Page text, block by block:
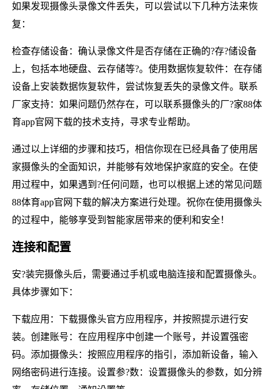
如果发现摄像头录像文件丢失，可以尝试以下几种方法来恢
复：
检查存储设备：确认录像文件是否存储在正确的?存?储设备
上，包括本地硬盘、云存储等?。使用数据恢复软件：在存储
设备上安装数据恢复软件，尝试恢复丢失的录像文件。联系
厂家支持：如果问题仍然存在，可以联系摄像头的厂?家88体
育app官网下载的技术支持，寻求专业帮助。
通过以上详细的步骤和技巧，相信你现在已经具备了使用居
家摄像头的全面知识，并能够有效地保护家庭的安全。在使
用过程中，如果遇到?任何问题，也可以根据上述的常见问题
88体育app官网下载的解决方案进行处理。祝你在使用摄像头
的过程中，能够享受到智能家居带来的便利和安全！
连接和配置
安?装完摄像头后，需要通过手机或电脑连接和配置摄像头。
具体步骤如下：
下载应用：下载摄像头官方应用程序，并按照提示进行安
装。创建账号：在应用程序中创建一个账号，并设置强密
码。添加摄像头：按照应用程序的指引，添加新设备，输入
网络密码进行连接。设置参?数：设置摄像头的参数，如分辨